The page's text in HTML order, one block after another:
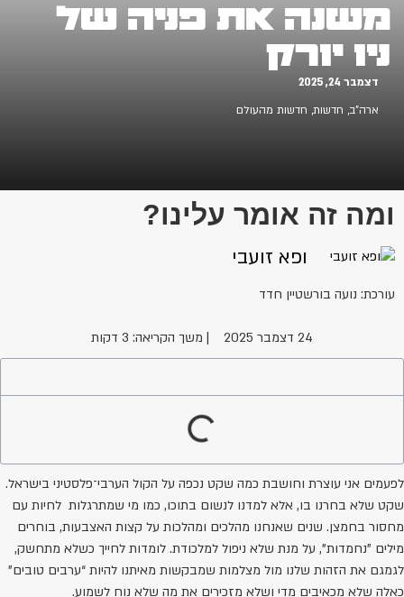
משנה את פניה של
ניו יורק
דצמבר 24, 2025
ארה"ב, חדשות, חדשות מהעולם
ומה זה אומר עלינו?
ופא זועבי
עורכת: נועה בורשטיין חדד
24 דצמבר 2025 | משך הקריאה: 3 דקות
לפעמים אני עוצרת וחושבת כמה שקט נכפה על הקול הערבי־פלסטיני בישראל.
שקט שלא בחרנו בו, אלא למדנו לנשום בתוכו, כמו מי שמתרגלות לחיות עם
מחסור בחמצן. שנים שאנחנו מהלכים ומהלכות על קצות האצבעות, בוחרים
מילים "נחמדות", על מנת שלא ניפול למלכודת. לומדות לחייך כשלא מתחשק,
לגמגם את הזהות שלנו מול מצלמות שמבקשות מאיתנו להיות “ערבים טובים”
כאלה שלא מכאיבים מדי ושלא מזכירים את מה שלא נוח לשמוע.